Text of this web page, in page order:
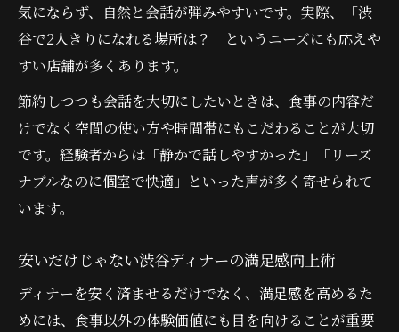
気にならず、自然と会話が弾みやすいです。実際、「渋
谷で2人きりになれる場所は？」というニーズにも応えや
すい店舗が多くあります。
節約しつつも会話を大切にしたいときは、食事の内容だ
けでなく空間の使い方や時間帯にもこだわることが大切
です。経験者からは「静かで話しやすかった」「リーズ
ナブルなのに個室で快適」といった声が多く寄せられて
います。
安いだけじゃない渋谷ディナーの満足感向上術
ディナーを安く済ませるだけでなく、満足感を高めるた
めには、食事以外の体験価値にも目を向けることが重要